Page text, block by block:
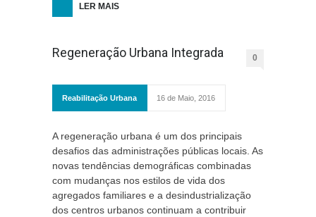
LER MAIS
Regeneração Urbana Integrada 0
Reabilitação Urbana 16 de Maio, 2016
A regeneração urbana é um dos principais
desafios das administrações públicas locais. As
novas tendências demográficas combinadas
com mudanças nos estilos de vida dos
agregados familiares e a desindustrialização
dos centros urbanos continuam a contribuir